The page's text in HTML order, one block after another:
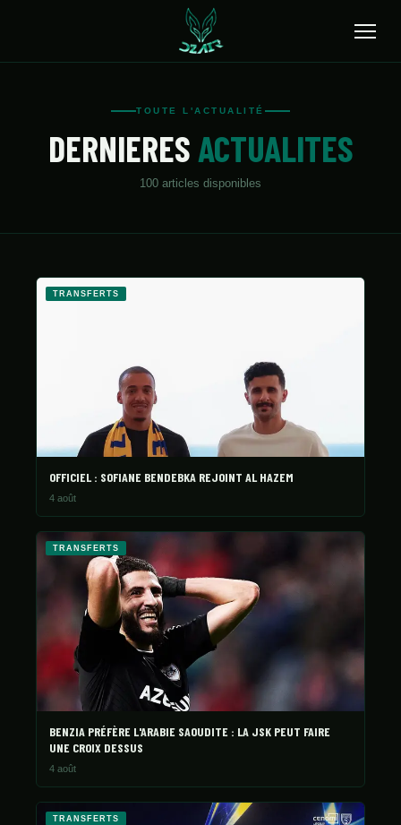
ACCUEIL
CLUBS
STATISTIQUES
À PROPOS
CONTACT
TOUTE L'ACTUALITÉ
DERNIERES ACTUALITES
100 articles disponibles
TRANSFERTS
OFFICIEL : SOFIANE BENDEBKA REJOINT AL HAZEM
4 août
TRANSFERTS
BENZIA PRÉFÈRE L'ARABIE SAOUDITE : LA JSK PEUT FAIRE
UNE CROIX DESSUS
4 août
TRANSFERTS